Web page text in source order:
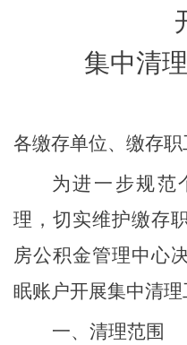
集中清
各缴存单位、缴存职
为进一步规范
理，切实维护缴存
房公积金管理中心
眠账户开展集中清理
一、清理范围